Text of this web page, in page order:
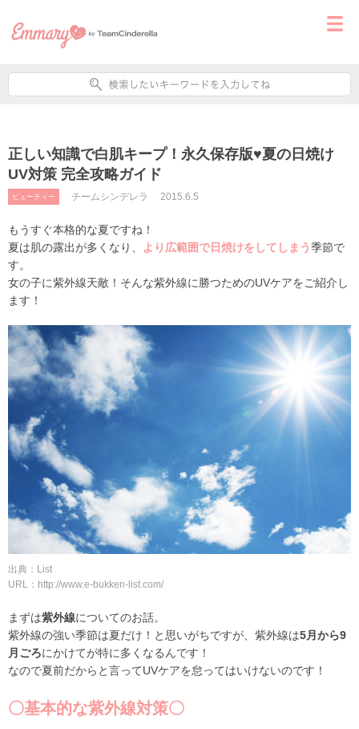
正しい知識で白肌キープ！永久保存版♥夏の日焼け
UV対策 完全攻略ガイド
ビューティー チームシンデレラ 2015.6.5
もうすぐ本格的な夏ですね！
夏は肌の露出が多くなり、
より広範囲で日焼けをしてしまう季節で
す。
女の子に紫外線天敵！そんな紫外線に勝つためのUVケアをご紹介し
ます！
出典：List
URL：http://www.e-bukken-list.com/
まずは紫外線についてのお話。
紫外線の強い季節は夏だけ！と思いがちですが、紫外線は5月から9
月ごろにかけてが特に多くなるんです！
なので夏前だからと言ってUVケアを怠ってはいけないのです！
〇基本的な紫外線対策〇